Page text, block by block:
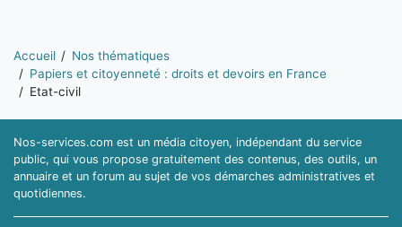
Vous êtes ici:
Accueil
Nos thématiques
Papiers et citoyenneté : droits et devoirs en France
Etat-civil
Nos-services.com est un média citoyen, indépendant du service
public, qui vous propose gratuitement des contenus, des outils, un
annuaire et un forum au sujet de vos démarches administratives et
quotidiennes.